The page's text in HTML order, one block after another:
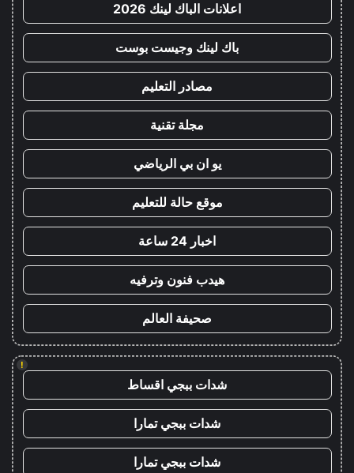
اعلانات الباك لينك 2026
باك لينك وجيست بوست
مصادر التعليم
مجلة تقنية
يو ان بي الرياضي
موقع حالة للتعليم
اخبار 24 ساعة
هيدب فنون وترفيه
صحيفة العالم
!
شدات ببجي اقساط
شدات ببجي تمارا
شدات ببجي تمارا